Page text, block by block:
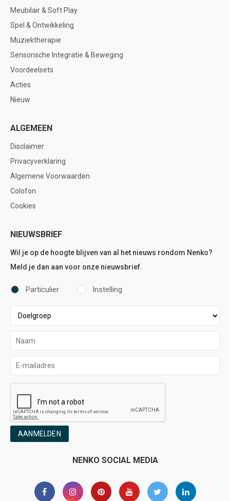
Meubilair & Soft Play
Spel & Ontwikkeling
Muziektherapie
Sensorische Integratie & Beweging
Voordeelsets
Acties
Nieuw
ALGEMEEN
Disclaimer
Privacyverklaring
Algemene Voorwaarden
Colofon
Cookies
NIEUWSBRIEF
Wil je op de hoogte blijven van al het nieuws rondom Nenko?
Meld je dan aan voor onze nieuwsbrief.
Particulier Instelling
AANMELDEN
NENKO SOCIAL MEDIA